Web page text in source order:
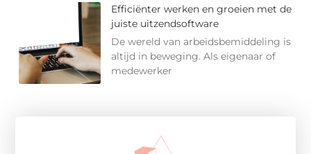
Efficiënter werken en groeien met de
juiste uitzendsoftware
De wereld van arbeidsbemiddeling is
altijd in beweging. Als eigenaar of
medewerker